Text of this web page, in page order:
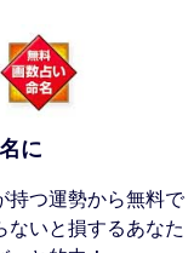
に
持つ運勢から無料で
ないと損するあなた